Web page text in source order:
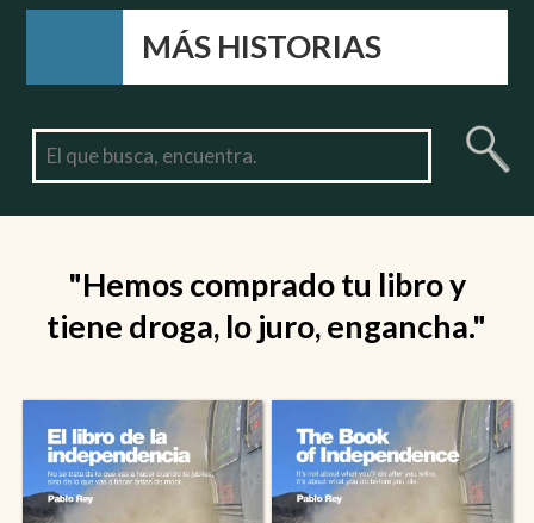
MÁS HISTORIAS
"Hemos comprado tu libro y
tiene droga, lo juro, engancha."